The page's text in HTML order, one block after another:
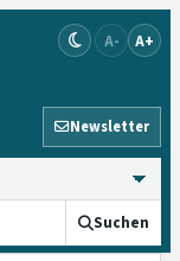
A- A+
Newsletter
Suchen